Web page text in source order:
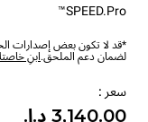
SPEED.Pro™
*قد لا تكون بعض إصدارات
لضمان دعم الملحق.ابنِ
سعر :